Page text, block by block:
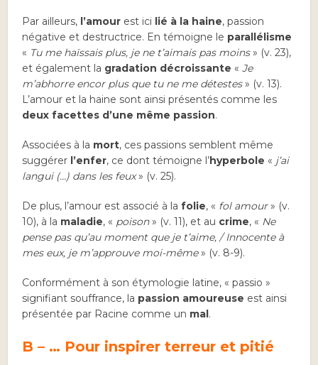
Par ailleurs, l’amour est ici lié à la haine, passion
négative et destructrice. En témoigne le parallélisme
« Tu me haïssais plus, je ne t’aimais pas moins» (v. 23),
et également la gradation décroissante «Je
m’abhorre encor plus que tu ne me détestes» (v. 13).
L’amour et la haine sont ainsi présentés comme les
deux facettes d’une même passion.
Associées à la mort, ces passions semblent même
suggérer l’enfer, ce dont témoigne l’hyperbole « j’ai
langui (…) dans les feux» (v. 25).
De plus, l’amour est associé à lafolie, « fol amour» (v.
10), à la maladie, « poison» (v. 11), et au crime, « Ne
pense pas qu’au moment que je t’aime, / Innocente à
mes eux, je m’approuve moi-même» (v. 8-9).
Conformément à son étymologie latine, « passio »
signifiant souffrance, la passion amoureuse est ainsi
présentée par Racine comme un mal.
B – … Pour inspirer terreur et pitié